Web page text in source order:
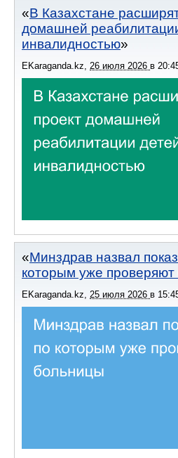
В Казахстане
домашней
инвалидностью
EKaraganda.kz 26 июля 2026 в
Минздрав назвал
которым уже
EKaraganda.kz 25 июля 2026 в